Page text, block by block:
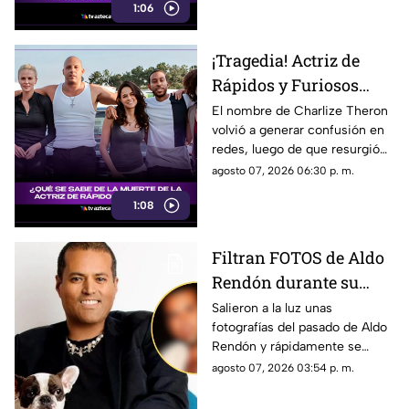
1:06
1:08
¡Tragedia! Actriz de
Rápidos y Furiosos
vivió el PEOR momento
de su vida; esto se sabe
El nombre de Charlize Theron
volvió a generar confusión en
redes, luego de que resurgió
fue el dramático episodio
agosto 07, 2026 06:30 p. m.
Filtran FOTOS de Aldo
Rendón durante su
juventud; ¿quién es y
por qué todos hablan
de él?
Salieron a la luz unas
fotografías del pasado de Aldo
Rendón y rápidamente se
hicieron virales por cómo se
agosto 07, 2026 03:54 p. m.